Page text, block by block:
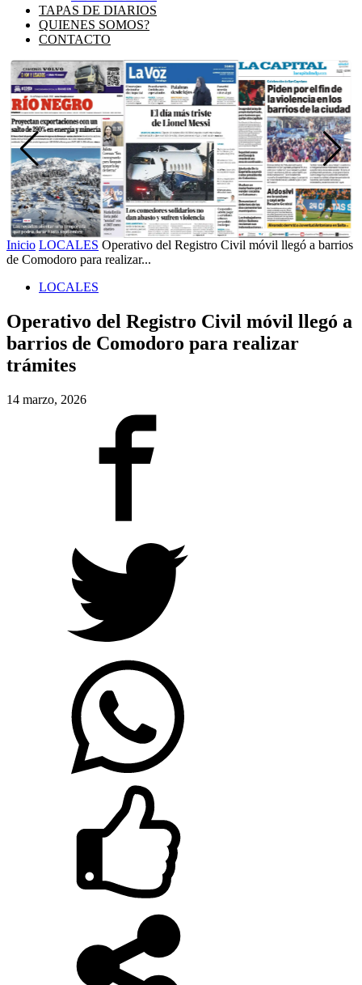
TAPAS DE DIARIOS
QUIENES SOMOS?
CONTACTO
Inicio LOCALES Operativo del Registro Civil móvil llegó a barrios
de Comodoro para realizar...
LOCALES
Operativo del Registro Civil móvil llegó a
barrios de Comodoro para realizar
trámites
14 marzo, 2026